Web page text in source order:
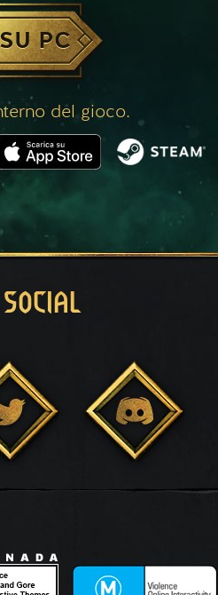
PC
del gioco.